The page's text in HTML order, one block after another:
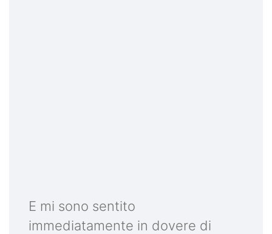
E mi sono sentito
immediatamente in dovere di